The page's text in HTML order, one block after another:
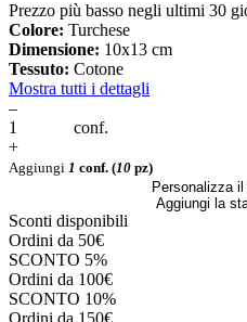
Prezzo più basso negli ultimi 30
Colore: Turchese
Dimensione: 10x13 cm
Tessuto: Cotone
Mostra tutti i dettagli
–
conf.
+
Aggiungi 1 conf. (10 pz)
Personalizza
Aggiungi la
Sconti disponibili
Ordini da 50€
SCONTO 5%
Ordini da 100€
SCONTO 10%